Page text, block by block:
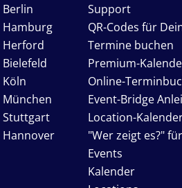
Berlin
Hamburg
Herford
Bielefeld
Köln
München
Stuttgart
Hannover
Support
QR-Codes für
Termine buchen
Premium-
Online-
Event-Bridge
Location-
"Wer zeigt es?"
Events
Kalender